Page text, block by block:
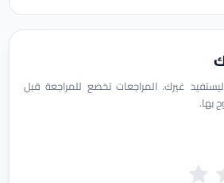
غيرك. المراجعات تخضع للمراجعة قبل
بها.
م